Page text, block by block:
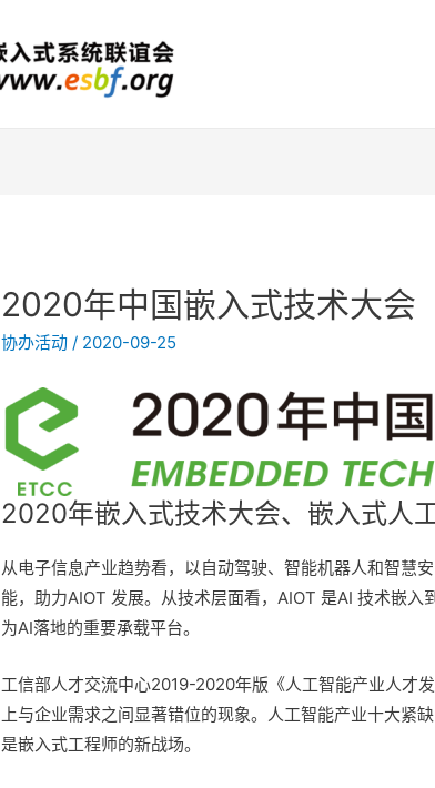
2020年中国嵌入式技术大会
协办活动 / 2020-09-25
2020年嵌入式技术大会、嵌入式人
从电子信息产业趋势看，以自动驾驶、智能机器人和智慧
能，助力AIOT 发展。从技术层面看，AIOT 是AI 技术嵌
为AI落地的重要承载平台。
工信部人才交流中心2019-2020年版《人工智能产业人才
上与企业需求之间显著错位的现象。人工智能产业十大
是嵌入式工程师的新战场。